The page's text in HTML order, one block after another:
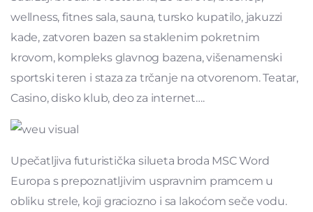
wellness, fitnes sala, sauna, tursko kupatilo, jakuzzi
kade, zatvoren bazen sa staklenim pokretnim
krovom, kompleks glavnog bazena, višenamenski
sportski teren i staza za trčanje na otvorenom. Teatar,
Casino, disko klub, deo za internet….
Upečatljiva futuristička silueta broda MSC Word
Europa s prepoznatljivim uspravnim pramcem u
obliku strele, koji graciozno i sa lakoćom seče vodu.